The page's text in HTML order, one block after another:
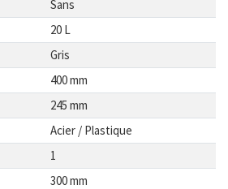
Sans
20 L
Gris
400 mm
245 mm
Acier / Plastique
1
300 mm